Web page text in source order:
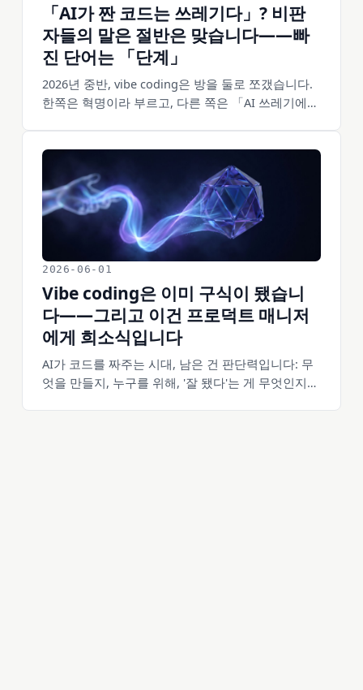
「AI가 짠 코드는 쓰레기다」? 비판
자들의 말은 절반은 맞습니다——빠
진 단어는 「단계」
2026년 중반, vibe coding은 방을 둘로 쪼갰습니다.
한쪽은 혁명이라 부르고, 다른 쪽은 「AI 쓰레기에
는 성립하지만, 프로토타입에 적용하면 과장입니다.
doaipm의 고충실도 + 안전망은 이 두 가지를 처음부
터 분리해왔습니다.
2026-06-01
Vibe coding은 이미 구식이 됐습니
다——그리고 이건 프로덕트 매니저
에게 희소식입니다
AI가 코드를 짜주는 시대, 남은 건 판단력입니다: 무
엇을 만들지, 누구를 위해, '잘 됐다'는 게 무엇인지